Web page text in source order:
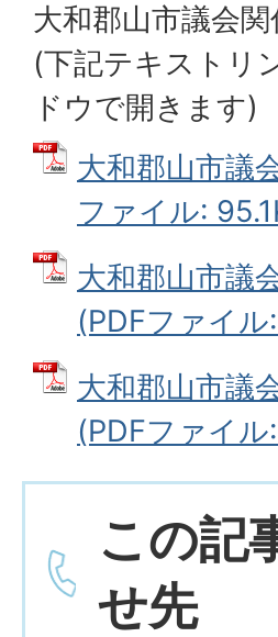
大和郡山市議会
(下記テキストリ
ドウで開きます)
大和郡山市議
ファイル:
大和郡山市議
(PDFファイ
大和郡山市議
(PDFファイ
この記
せ先